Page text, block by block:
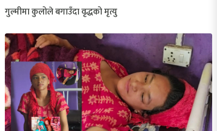
गुल्मीमा कुलोले बगाउँदा वृद्धको मृत्यु